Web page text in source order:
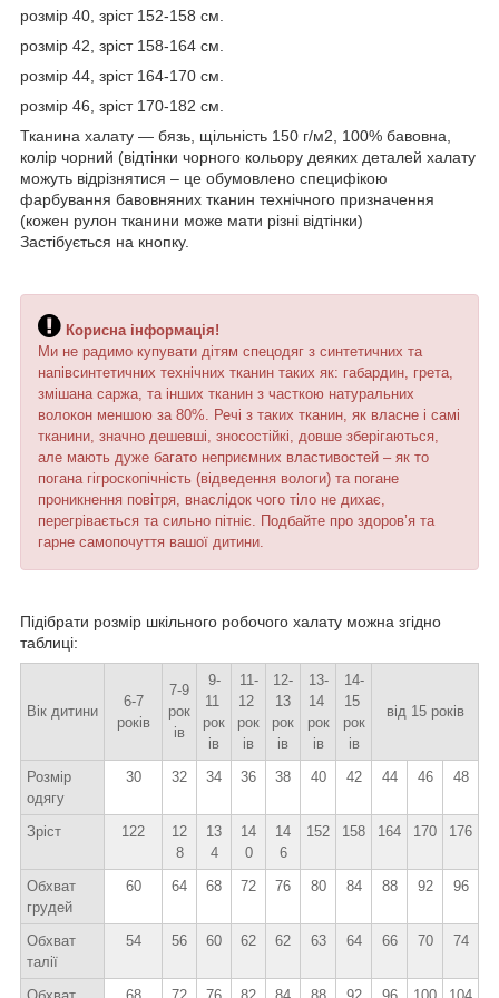
розмір 40, зріст 152-158 см.
розмір 42, зріст 158-164 см.
розмір 44, зріст 164-170 см.
розмір 46, зріст 170-182 см.
Тканина халату ― бязь, щільність 150 г/м2, 100% бавовна,
колір чорний (відтінки чорного кольору деяких деталей халату
можуть відрізнятися – це обумовлено специфікою
фарбування бавовняних тканин технічного призначення
(кожен рулон тканини може мати різні відтінки)
Застібується на кнопку.
Корисна інформація!
Ми не радимо купувати дітям спецодяг з синтетичних та
напівсинтетичних технічних тканин таких як: габардин, грета,
змішана саржа, та інших тканин з часткою натуральних
волокон меншою за 80%. Речі з таких тканин, як власне і самі
тканини, значно дешевші, зносостійкі, довше зберігаються,
але мають дуже багато неприємних властивостей – як то
погана гігроскопічність (відведення вологи) та погане
проникнення повітря, внаслідок чого тіло не дихає,
перегрівається та сильно пітніє. Подбайте про здоров’я та
гарне самопочуття вашої дитини.
Підібрати розмір шкільного робочого халату можна згідно
таблиці:
Вік дитини
6-7
років
7-9
рок
ів
9-
11
рок
ів
11-
12
рок
ів
12-
13
рок
ів
13-
14
рок
ів
14-
15
рок
ів
від 15 років
Розмір
одягу
30 32 34 36 38 40 42 44 46 48
Зріст 122
12
8
13
4
14
0
14
6
152 158 164 170 176
Обхват
грудей
60 64 68 72 76 80 84 88 92 96
Обхват
талії
54 56 60 62 62 63 64 66 70 74